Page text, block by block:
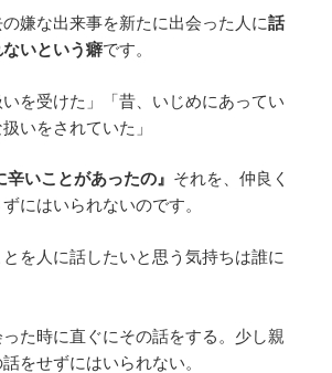
嫌な出来事を新たに出会った人に話
いという癖です。
いを受けた」「昔、いじめにあってい
いをされていた」
辛いことがあったの』 それを、仲良く
にはいられないのです。
を人に話したいと思う気持ちは誰に
た時に直ぐにその話をする。少し親
をせずにはいられない。